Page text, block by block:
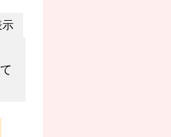
示